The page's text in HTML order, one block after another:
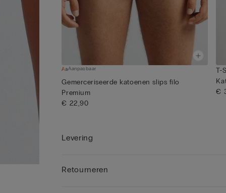
Aanpasbaar
Gemerceriseerde katoenen slips filo
Premium
€ 22,90
T-
€
Levering
Retourneren